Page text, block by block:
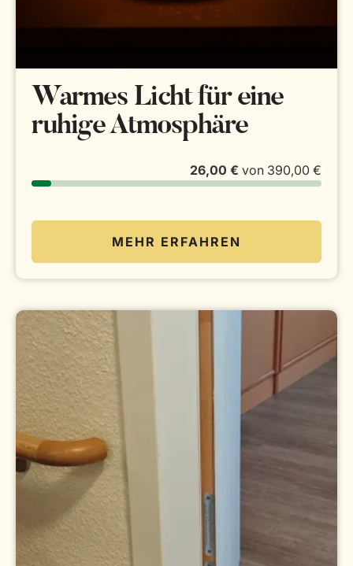
Warmes Licht für eine
ruhige Atmosphäre
26,00 € von 390,00 €
MEHR ERFAHREN